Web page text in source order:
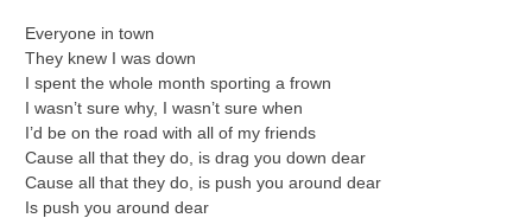
Everyone in town
They knew I was down
I spent the whole month sporting a frown
I wasn’t sure why, I wasn’t sure when
I’d be on the road with all of my friends
Cause all that they do, is drag you down dear
Cause all that they do, is push you around dear
Is push you around dear